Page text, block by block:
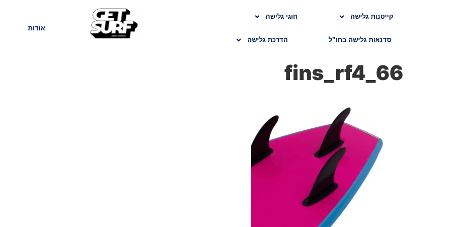
קייטנות גלישה חוגי גלישה
סדנאות גלישה בחו”ל הדרכת גלישה
בלוג אודות
66_fins_rf4